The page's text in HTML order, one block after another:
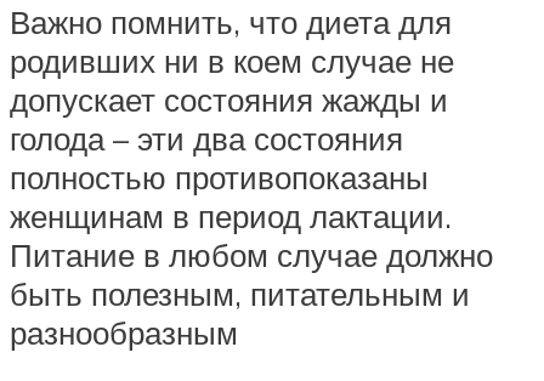
Важно помнить, что диета для
родивших ни в коем случае не
допускает состояния жажды и
голода – эти два состояния
полностью противопоказаны
женщинам в период лактации.
Питание в любом случае должно
быть полезным, питательным и
разнообразным